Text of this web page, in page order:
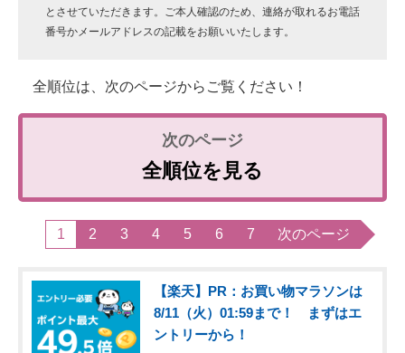
とさせていただきます。ご本人確認のため、連絡が取れるお電話
番号かメールアドレスの記載をお願いいたします。
全順位は、次のページからご覧ください！
全順位を見る
1 2 3 4 5 6 7 次のページ
【楽天】PR：お買い物マラソンは
8/11（火）01:59まで！ まずはエ
ントリーから！